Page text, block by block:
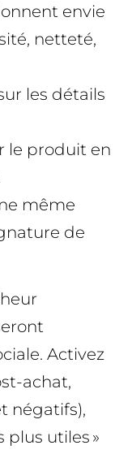
envie
netteté,
les détails
le produit en
même
de
Activez
achat,
négatifs),
plus utiles »